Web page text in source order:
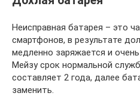
Неисправная батарея – это
смартфонов, в результате
медленно заряжается и
Мейзу срок нормальной
составляет 2 года, далее
заменить.